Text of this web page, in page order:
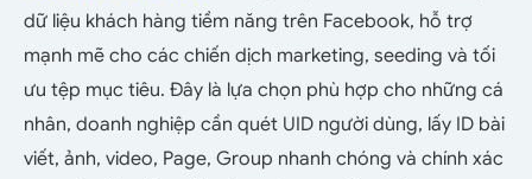
dữ liệu khách hàng tiềm năng trên Facebook, hỗ trợ
mạnh mẽ cho các chiến dịch marketing, seeding và tối
ưu tệp mục tiêu. Đây là lựa chọn phù hợp cho những cá
nhân, doanh nghiệp cần quét UID người dùng, lấy ID bài
viết, ảnh, video, Page, Group nhanh chóng và chính xác